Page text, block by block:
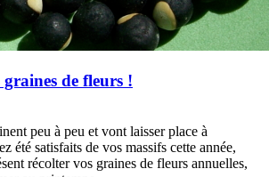
de fleurs !
peu à peu et vont laisser place à
été satisfaits de vos massifs cette année,
récolter vos graines de fleurs annuelles,